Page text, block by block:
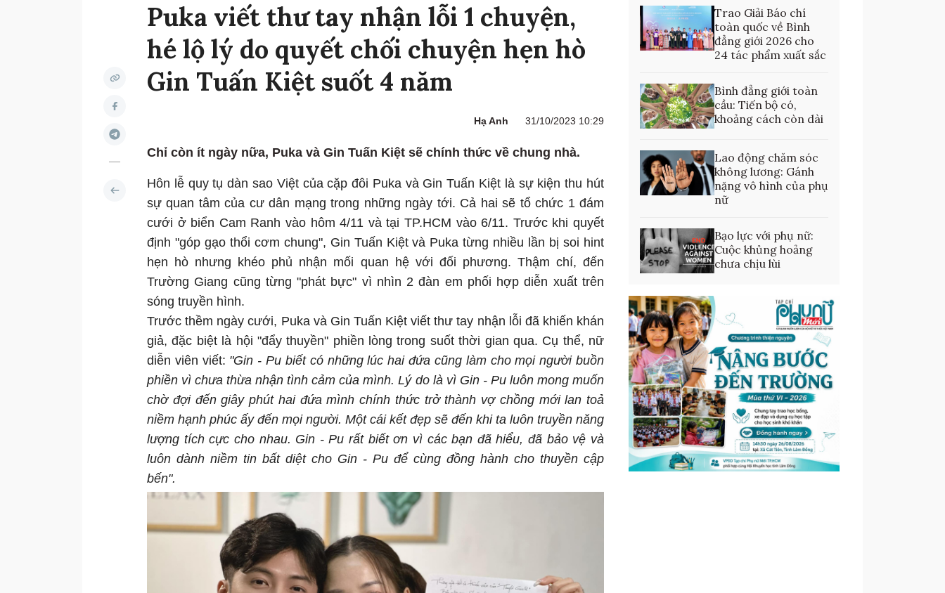
Puka viết thư tay nhận lỗi 1 chuyện,
hé lộ lý do quyết chối chuyện hẹn hò
Gin Tuấn Kiệt suốt 4 năm
Hạ Anh 31/10/2023 10:29
Chỉ còn ít ngày nữa, Puka và Gin Tuấn Kiệt sẽ chính thức về chung nhà.
Hôn lễ quy tụ dàn sao Việt của cặp đôi Puka và Gin Tuấn Kiệt là sự kiện thu hút
sự quan tâm của cư dân mạng trong những ngày tới. Cả hai sẽ tổ chức 1 đám
cưới ở biển Cam Ranh vào hôm 4/11 và tại TP.HCM vào 6/11. Trước khi quyết
định "góp gạo thổi cơm chung", Gin Tuấn Kiệt và Puka từng nhiều lần bị soi hint
hẹn hò nhưng khéo phủ nhận mối quan hệ với đối phương. Thậm chí, đến
Trường Giang cũng từng "phát bực" vì nhìn 2 đàn em phối hợp diễn xuất trên
sóng truyền hình.
Trước thềm ngày cưới, Puka và Gin Tuấn Kiệt viết thư tay nhận lỗi đã khiến khán
giả, đặc biệt là hội "đẩy thuyền" phiền lòng trong suốt thời gian qua. Cụ thể, nữ
diễn viên viết: "Gin - Pu biết có những lúc hai đứa cũng làm cho mọi người buồn
phiền vì chưa thừa nhận tình cảm của mình. Lý do là vì Gin - Pu luôn mong muốn
chờ đợi đến giây phút hai đứa mình chính thức trở thành vợ chồng mới lan toả
niềm hạnh phúc ấy đến mọi người. Một cái kết đẹp sẽ đến khi ta luôn truyền năng
lượng tích cực cho nhau. Gin - Pu rất biết ơn vì các bạn đã hiểu, đã bảo vệ và
luôn dành niềm tin bất diệt cho Gin - Pu để cùng đồng hành cho thuyền cập
bến".
Trao Giải Báo chí
toàn quốc về Bình
đẳng giới 2026 cho
24 tác phẩm xuất sắc
Bình đẳng giới toàn
cầu: Tiến bộ có,
khoảng cách còn dài
Lao động chăm sóc
không lương: Gánh
nặng vô hình của phụ
nữ
Bạo lực với phụ nữ:
Cuộc khủng hoảng
chưa chịu lùi